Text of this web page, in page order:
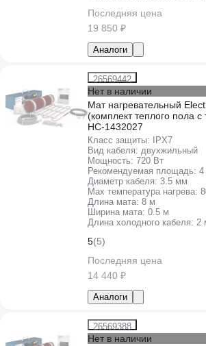
Последняя цена
19 850 ₽
Аналоги
26569442
Нет в наличии
Мат нагревательный
(комплект теплого пола
НС-1432027
Класс защиты:
IPХ7
Вид кабеля: двухжильный
Мощность: 720 Вт
Рекомендуемая площадь: 4
Диаметр кабеля: 3.5 мм
Max температура нагрева:
Длина мата: 8 м
Ширина мата: 0.5 м
Длина холодного кабеля: 2
5(5)
Последняя цена
14 440 ₽
Аналоги
26569388
Нет в наличии